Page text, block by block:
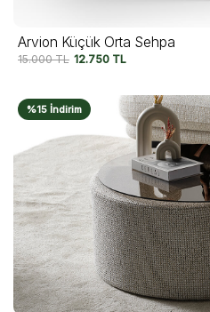
Arvion Küçük Orta Sehpa
15.000TL 12.750 TL
%15 İndirim